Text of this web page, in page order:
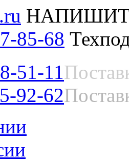
85-68
51-11
92-62